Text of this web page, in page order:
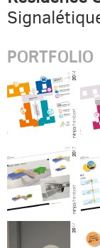
PORTFOLIO